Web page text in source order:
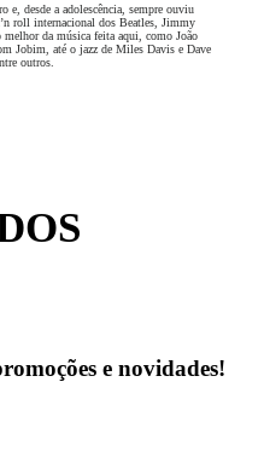
e, desde a adolescência, sempre ouviu
roll internacional dos Beatles, Jimmy
da música feita aqui, como João
Jobim, até o jazz de Miles Davis e Dave
outros.
e novidades!